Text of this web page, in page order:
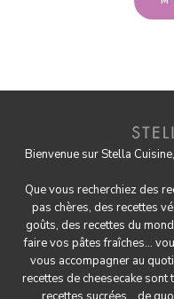
Bienvenue sur Stella
Que vous recherchiez des
pas chères, des recettes
goûts, des recettes du
fairevos pâtes fraîches...
vous accompagner au
recettes de cheesecake sont